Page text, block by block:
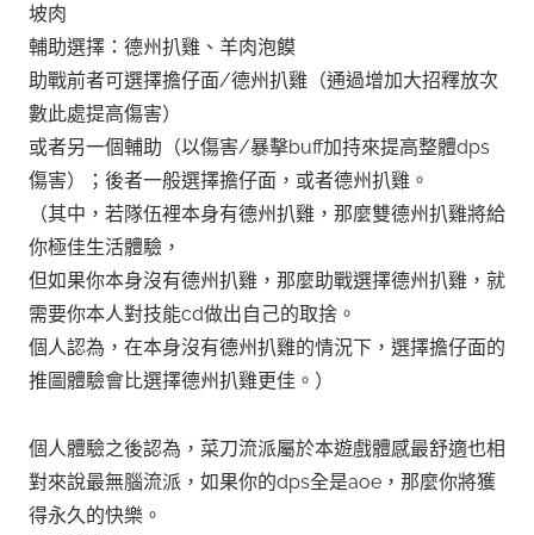
坡肉
輔助選擇：德州扒雞、羊肉泡饃
助戰前者可選擇擔仔面/德州扒雞（通過增加大招釋放次
數此處提高傷害）
或者另一個輔助（以傷害/暴擊buff加持來提高整體dps
傷害）；後者一般選擇擔仔面，或者德州扒雞。
（其中，若隊伍裡本身有德州扒雞，那麼雙德州扒雞將給
你極佳生活體驗，
但如果你本身沒有德州扒雞，那麼助戰選擇德州扒雞，就
需要你本人對技能cd做出自己的取捨。
個人認為，在本身沒有德州扒雞的情況下，選擇擔仔面的
推圖體驗會比選擇德州扒雞更佳。）
個人體驗之後認為，菜刀流派屬於本遊戲體感最舒適也相
對來說最無腦流派，如果你的dps全是aoe，那麼你將獲
得永久的快樂。